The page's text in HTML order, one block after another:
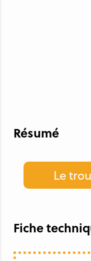
Résumé
Le
Fiche